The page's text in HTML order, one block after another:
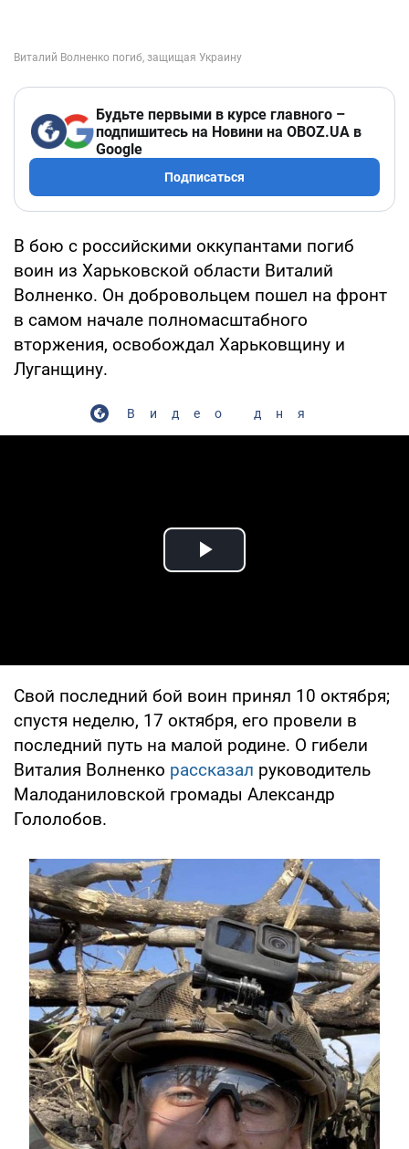
Будьте первыми в курсе главного –
подпишитесь на Новини на OBOZ.UA в
Google
Подписаться
В бою с российскими оккупантами погиб
воин из Харьковской области Виталий
Волненко. Он добровольцем пошел на фронт
в самом начале полномасштабного
вторжения, освобождал Харьковщину и
Луганщину.
Видео дня
Play Video
Свой последний бой воин принял 10 октября;
спустя неделю, 17 октября, его провели в
последний путь на малой родине. О гибели
Виталия Волненко рассказал руководитель
Малоданиловской громады Александр
Гололобов.